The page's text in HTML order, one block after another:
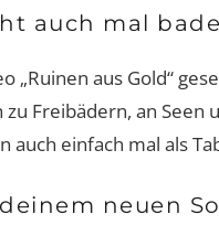
auch mal
„Ruinen aus Gold“
Freibädern, an
auch einfach mal als
neuen